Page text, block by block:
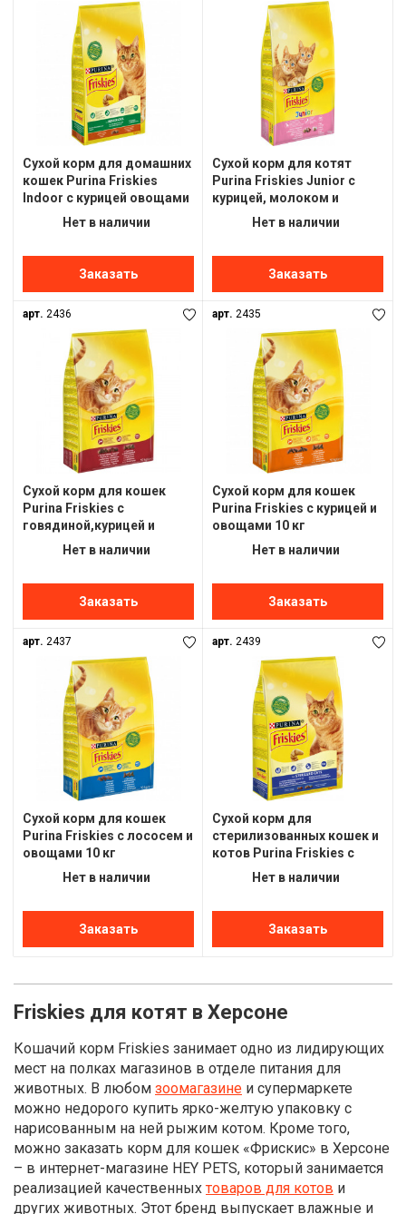
Сухой корм для домашних
кошек Purina Friskies
Indoor с курицей овощами
и травой 10 кгНет в наличии
Заказать
Сухой корм для котят
Purina Friskies Junior с
курицей, молоком и
овощам 10кгНет в наличии
Заказать
арт. 2436
Сухой корм для кошек
Purina Friskies с
говядиной,курицей и
овощами 10 кг
Нет в наличии
Заказать
арт. 2435
Сухой корм для кошек
Purina Friskies с курицей и
овощами 10 кг
Нет в наличии
Заказать
арт. 2437
Сухой корм для кошек
Purina Friskies с лососем и
овощами 10 кг
Нет в наличии
Заказать
арт. 2439
Сухой корм для
стерилизованных кошек и
котов Purina Friskies с
лососем и овощами 10кг
Нет в наличии
Заказать
Friskies для котят в Херсоне
Кошачий корм Friskies занимает одно из лидирующих
мест на полках магазинов в отделе питания для
животных. В любом зоомагазине и супермаркете
можно недорого купить ярко-желтую упаковку с
нарисованным на ней рыжим котом. Кроме того,
можно заказать корм для кошек «Фрискис» в Херсоне
– в интернет-магазине HEY PETS, который занимается
реализацией качественных товаров для котов и
других животных. Этот бренд выпускает влажные и